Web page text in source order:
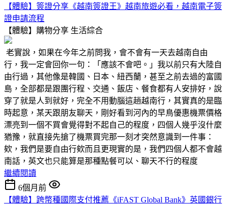
【體驗】簽證分享《越南簽證王》越南旅遊必看，越南電子簽
證申請流程
【體驗】購物分享 生活綜合
老實說，如果在今年之前問我，會不會有一天去越南自由
行，我一定會回你一句：「應該不會吧。」我以前只有大陸自
由行過，其他像是韓國、日本、紐西蘭，甚至之前去過的富國
島，全部都是跟團行程、交通、飯店、餐食都有人安排好，說
穿了就是人到就好，完全不用動腦這趟越南行，其實真的是臨
時起意，某天跟朋友聊天，剛好看到河內的早鳥優惠機票價格
漂亮到一個不買會覺得對不起自己的程度，四個人幾乎沒什麼
猶豫，就直接先搶了機票買完那一刻才突然意識到一件事：
欸，我們是要自由行欸而且更現實的是，我們四個人都不會越
南話，英文也只能算是那種點餐可以、聊天不行的程度
繼續閱讀
6個月前
【體驗】跨幣種國際支付推薦《iFAST Global Bank》英國銀行